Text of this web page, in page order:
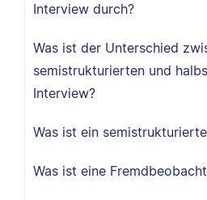
Interview durch?
Was ist der Unterschied
semistrukturierten und
Interview?
Was ist ein
Was ist eine